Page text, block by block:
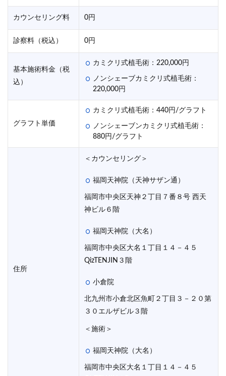
カウンセリング料 0円
診察料（税込） 0円
基本施術料金（税
込）
カミクリ式植毛術：220,000円
ノンシェーブカミクリ式植毛術：
220,000円
グラフト単価
カミクリ式植毛術：440円/グラフト
ノンシェーブンカミクリ式植毛術：
880円/グラフト
住所
＜カウンセリング＞
福岡天神院（天神サザン通）
福岡市中央区天神２丁目７番８号 西天
神ビル６階
福岡天神院（大名）
福岡市中央区大名１丁目１４－４５
QizTENJIN３階
小倉院
北九州市小倉北区魚町２丁目３－２０第
３０エルザビル３階
＜施術＞
福岡天神院（大名）
福岡市中央区大名１丁目１４－４５